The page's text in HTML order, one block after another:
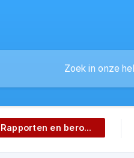
Rapporten en beroepen